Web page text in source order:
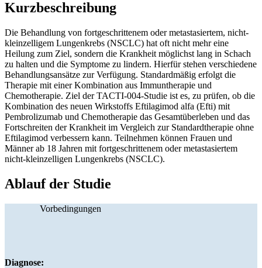
Kurzbeschreibung
Die Behandlung von fortgeschrittenem oder metastasiertem, nicht-
kleinzelligem Lungenkrebs (NSCLC) hat oft nicht mehr eine
Heilung zum Ziel, sondern die Krankheit möglichst lang in Schach
zu halten und die Symptome zu lindern. Hierfür stehen verschiedene
Behandlungsansätze zur Verfügung. Standardmäßig erfolgt die
Therapie mit einer Kombination aus Immuntherapie und
Chemotherapie. Ziel der TACTI-004-Studie ist es, zu prüfen, ob die
Kombination des neuen Wirkstoffs Eftilagimod alfa (Efti) mit
Pembrolizumab und Chemotherapie das Gesamtüberleben und das
Fortschreiten der Krankheit im Vergleich zur Standardtherapie ohne
Eftilagimod verbessern kann. Teilnehmen können Frauen und
Männer ab 18 Jahren mit fortgeschrittenem oder metastasiertem
nicht-kleinzelligen Lungenkrebs (NSCLC).
Ablauf der Studie
Vorbedingungen
Diagnose: